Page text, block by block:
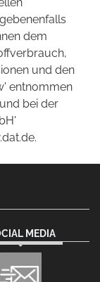
dem
und den
entnommen
bei der
MEDIA